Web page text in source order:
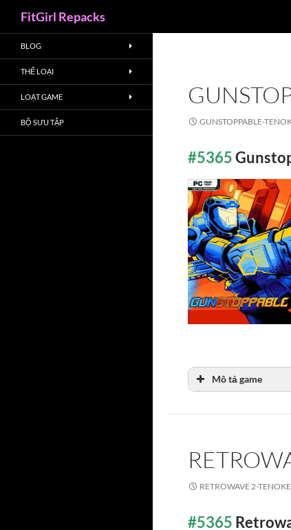
FitGirl Repacks
GUNSTOPPABLE-
#5365
Mô tả game
RETROWAVE 2-
#5365
BLOG
THỂ LOẠI
LOẠT GAME
BỘ SƯU TẬP